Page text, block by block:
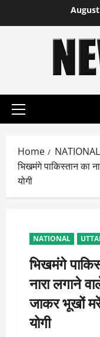
Primary
Home
NATIONAL
भिखमंगे पाकिस्तान का
योगी
NATIONAL
भिखमंगे
नारा लगाने
जाकर भूखों
योगी